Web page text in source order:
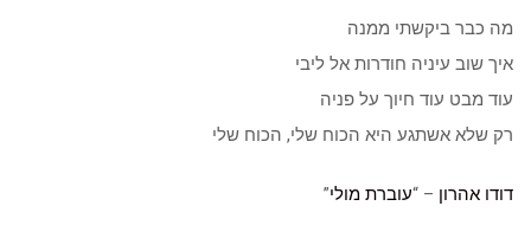
מה כבר ביקשתי ממנה
איך שוב עיניה חודרות אל ליבי
עוד מבט עוד חיוך על פניה
רק שלא אשתגע היא הכוח שלי, הכוח שלי
דודו אהרון – “עוברת מולי”